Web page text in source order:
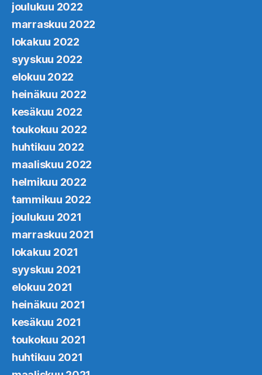
joulukuu 2022
marraskuu 2022
lokakuu 2022
syyskuu 2022
elokuu 2022
heinäkuu 2022
kesäkuu 2022
toukokuu 2022
huhtikuu 2022
maaliskuu 2022
helmikuu 2022
tammikuu 2022
joulukuu 2021
marraskuu 2021
lokakuu 2021
syyskuu 2021
elokuu 2021
heinäkuu 2021
kesäkuu 2021
toukokuu 2021
huhtikuu 2021